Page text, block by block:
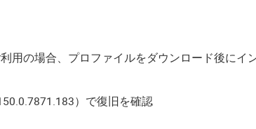
用の場合、プロファイルをダウンロード後に
）で復旧を確認